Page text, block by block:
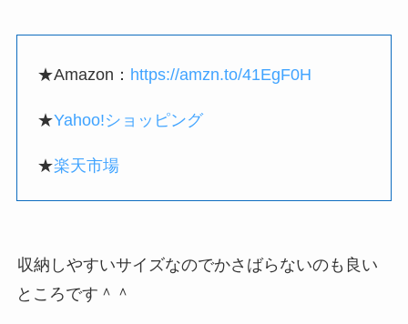
★Amazon： https://amzn.to/41EgF0H
★Yahoo!ショッピング
★楽天市場
収納しやすいサイズなのでかさばらないのも良い
ところです＾＾